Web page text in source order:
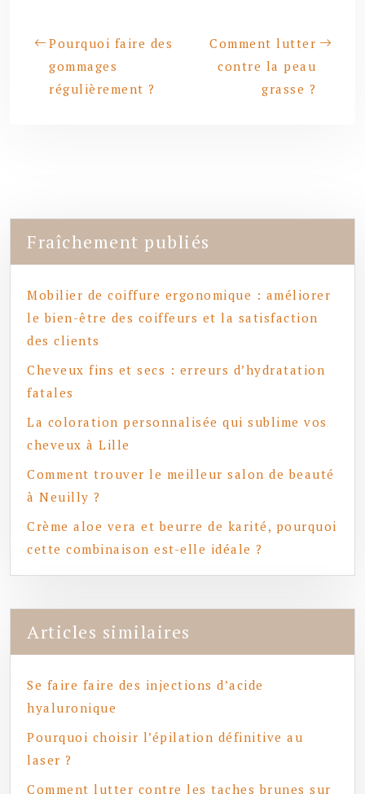
Pourquoi faire des
gommages
régulièrement ?
Comment lutter
contre la peau
grasse ?
Fraîchement publiés
Mobilier de coiffure ergonomique : améliorer
le bien-être des coiffeurs et la satisfaction
des clients
Cheveux fins et secs : erreurs d’hydratation
fatales
La coloration personnalisée qui sublime vos
cheveux à Lille
Comment trouver le meilleur salon de beauté
à Neuilly ?
Crème aloe vera et beurre de karité, pourquoi
cette combinaison est-elle idéale ?
Articles similaires
Se faire faire des injections d’acide
hyaluronique
Pourquoi choisir l’épilation définitive au
laser ?
Comment lutter contre les taches brunes sur